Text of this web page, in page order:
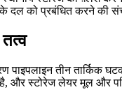
के दल को प्रबंधित करने की
पाइपलाइन तीन तार्किक
और स्टोरेज लेयर मूल और